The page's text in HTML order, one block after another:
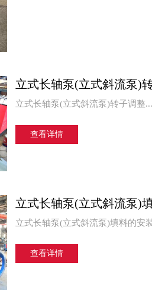
立式长轴泵(立式斜流泵)
立式长轴泵(立式斜流泵)转子调整...
查看详情
立式长轴泵(立式斜流泵)
立式长轴泵(立式斜流泵)填料的安
查看详情